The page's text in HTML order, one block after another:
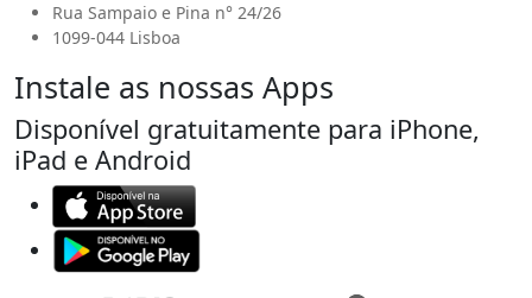
Rua Sampaio e Pina n° 24/26
1099-044 Lisboa
Instale as nossas Apps
Disponível gratuitamente para iPhone,
iPad e Android